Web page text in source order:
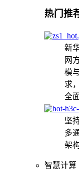
热门推
新
网
模
求
全
坚
多
架
智慧计算